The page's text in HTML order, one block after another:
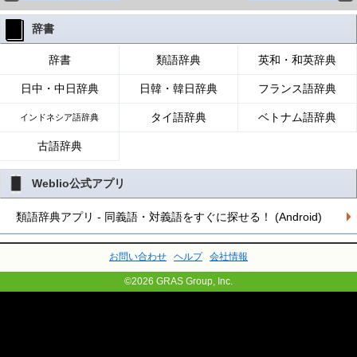
辞書
辞書 類語辞典 英和・和英辞典
日中・中日辞典 日韓・韓日辞典 フランス語辞典
インドネシア語辞典 タイ語辞典 ベトナム語辞典
古語辞典
Weblio公式アプリ
類語辞典アプリ - 同義語・対義語をすぐに探せる！ (Android)
お問い合わせ ヘルプ 会社情報
©2026 GRAS Group, Inc.